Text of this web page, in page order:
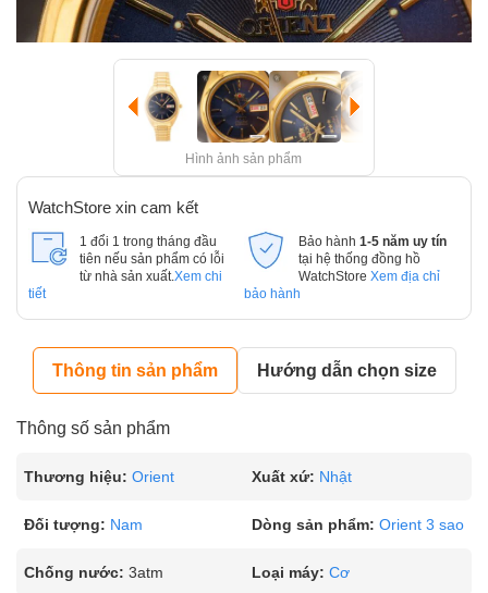
Hình ảnh sản phẩm
WatchStore xin cam kết
1 đổi 1 trong tháng đầu
tiên nếu sản phẩm có lỗi
từ nhà sản xuất. Xem chi
tiết
Bảo hành 1-5 năm uy tín
tại hệ thống đồng hồ
WatchStore Xem địa chỉ
bảo hành
Thông tin sản phẩm Hướng dẫn chọn size
Thông số sản phẩm
Thương hiệu: Orient Xuất xứ: Nhật
Đối tượng: Nam Dòng sản phẩm: Orient 3 sao
Chống nước: 3atm Loại máy: Cơ